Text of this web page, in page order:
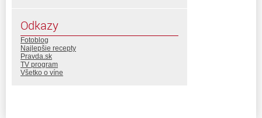
Odkazy
Fotoblog
Najlepšie recepty
Pravda.sk
TV program
Všetko o víne